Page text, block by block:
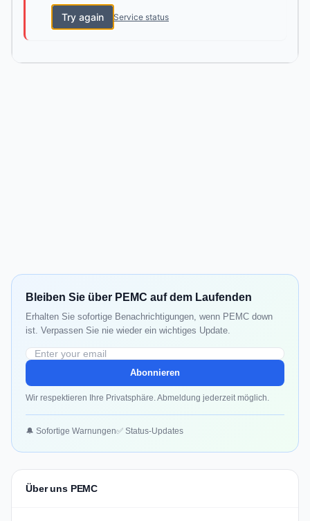
Try again Service status
Bleiben Sie über PEMC auf dem Laufenden
Erhalten Sie sofortige Benachrichtigungen, wenn PEMC down
ist. Verpassen Sie nie wieder ein wichtiges Update.
Abonnieren
Wir respektieren Ihre Privatsphäre. Abmeldung jederzeit möglich.
🔔 Sofortige Warnungen✅ Status-Updates
Über uns PEMC